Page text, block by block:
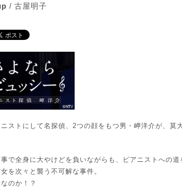
/ 古屋明子
ストにして名探偵、2つの顔をもつ男・岬洋介が、
で全身に大やけどを負いながらも、ピアニストへの道
を次々と襲う不可解な事件。
のか！？